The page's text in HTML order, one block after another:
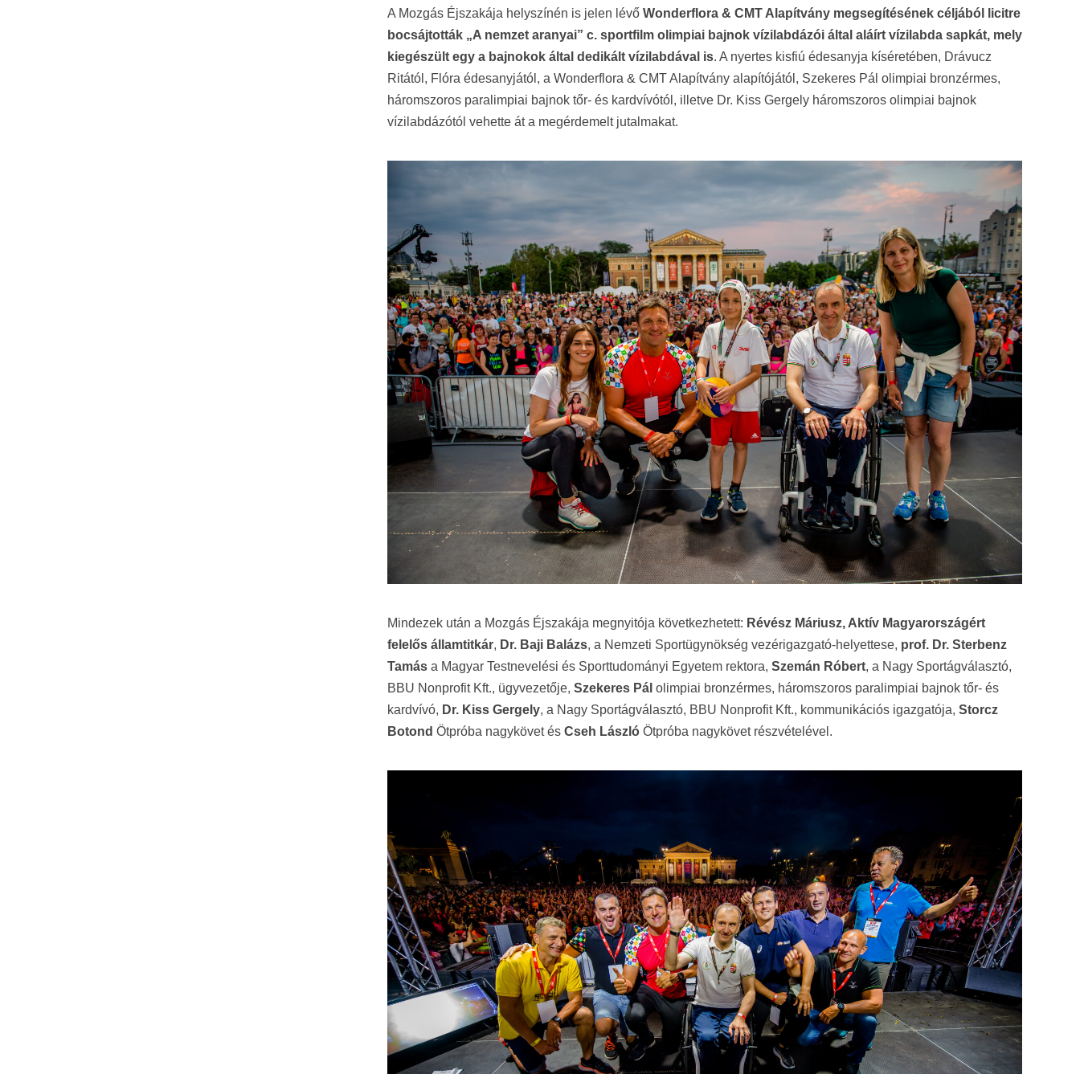
A Mozgás Éjszakája helyszínén is jelen lévő Wonderflora & CMT Alapítvány megsegítésének céljából licitre
bocsájtották „A nemzet aranyai” c. sportfilm olimpiai bajnok vízilabdázói által aláírt vízilabda sapkát, mely
kiegészült egy a bajnokok által dedikált vízilabdával is. A nyertes kisfiú édesanyja kíséretében, Drávucz
Ritától, Flóra édesanyjától, a Wonderflora & CMT Alapítvány alapítójától, Szekeres Pál olimpiai bronzérmes,
háromszoros paralimpiai bajnok tőr- és kardvívótól, illetve Dr. Kiss Gergely háromszoros olimpiai bajnok
vízilabdázótól vehette át a megérdemelt jutalmakat.
Mindezek után a Mozgás Éjszakája megnyitója következhetett: Révész Máriusz, Aktív Magyarországért
felelős államtitkár, Dr. Baji Balázs, a Nemzeti Sportügynökség vezérigazgató-helyettese, prof. Dr. Sterbenz
Tamás a Magyar Testnevelési és Sporttudományi Egyetem rektora, Szemán Róbert, a Nagy Sportágválasztó,
BBU Nonprofit Kft., ügyvezetője, Szekeres Pál olimpiai bronzérmes, háromszoros paralimpiai bajnok tőr- és
kardvívó, Dr. Kiss Gergely, a Nagy Sportágválasztó, BBU Nonprofit Kft., kommunikációs igazgatója, Storcz
Botond Ötpróba nagykövet és Cseh László Ötpróba nagykövet részvételével.